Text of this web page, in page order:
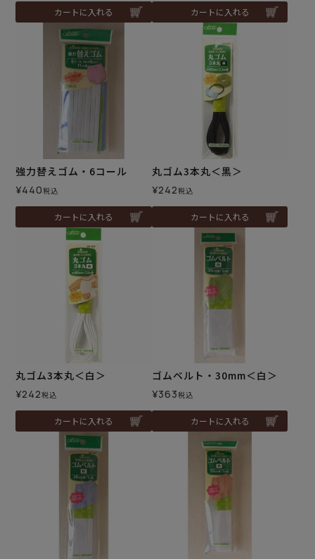
カートに入れる カートに入れる
強力替えゴム・6コール
¥440税込
カートに入れる
丸ゴム3本丸＜黒＞
¥242税込
カートに入れる
丸ゴム3本丸＜白＞
¥242税込
カートに入れる
ゴムベルト・30mm＜白＞
¥363税込
カートに入れる